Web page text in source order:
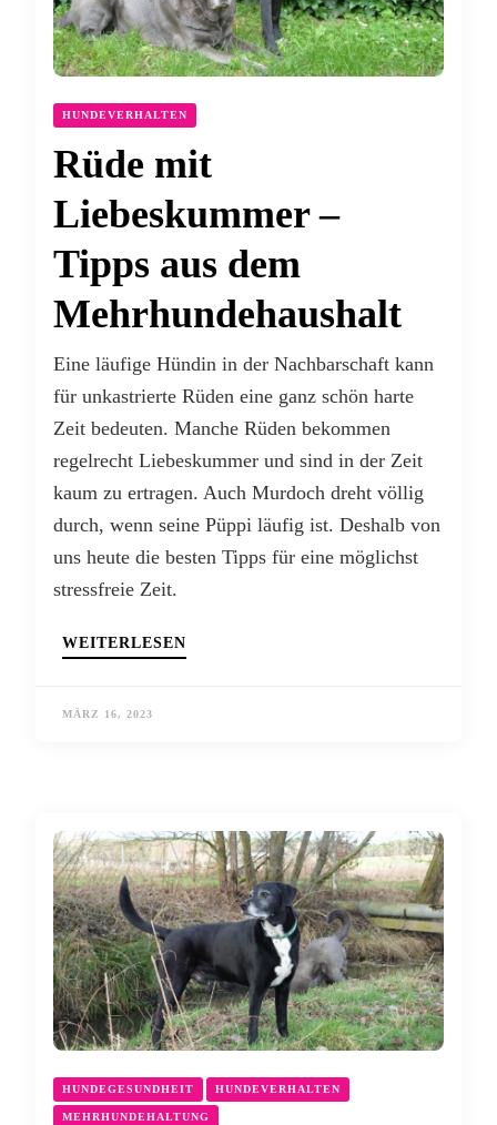
HUNDEVERHALTEN
Rüde mit
Liebeskummer –
Tipps aus dem
Mehrhundehaushalt
Eine läufige Hündin in der Nachbarschaft kann
für unkastrierte Rüden eine ganz schön harte
Zeit bedeuten. Manche Rüden bekommen
regelrecht Liebeskummer und sind in der Zeit
kaum zu ertragen. Auch Murdoch dreht völlig
durch, wenn seine Püppi läufig ist. Deshalb von
uns heute die besten Tipps für eine möglichst
stressfreie Zeit.
WEITERLESEN
MÄRZ 16, 2023
HUNDEGESUNDHEIT HUNDEVERHALTEN
MEHRHUNDEHALTUNG